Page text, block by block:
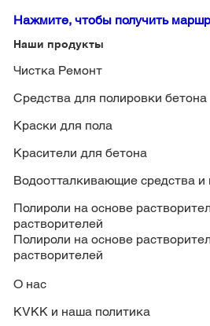
Нажмите, чтобы получить
Наши продукты
Чистка Ремонт
Средства для полировки бетона
Краски для пола
Красители для бетона
Водоотталкивающие средства и
Полироли на основе
растворителей
Полироли на основе
растворителей
О нас
KVKK и наша политика